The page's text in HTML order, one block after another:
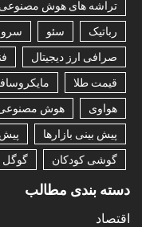
تراشه های هوش مصنوعی
رباتیک
سئو
صرافی ارز دیجیتال
قیمت طلا
هواوی
هوش
پیش بینی بازارها
گوشی کودکان
گوگل
دسته بندی مطالب
اقتصاد